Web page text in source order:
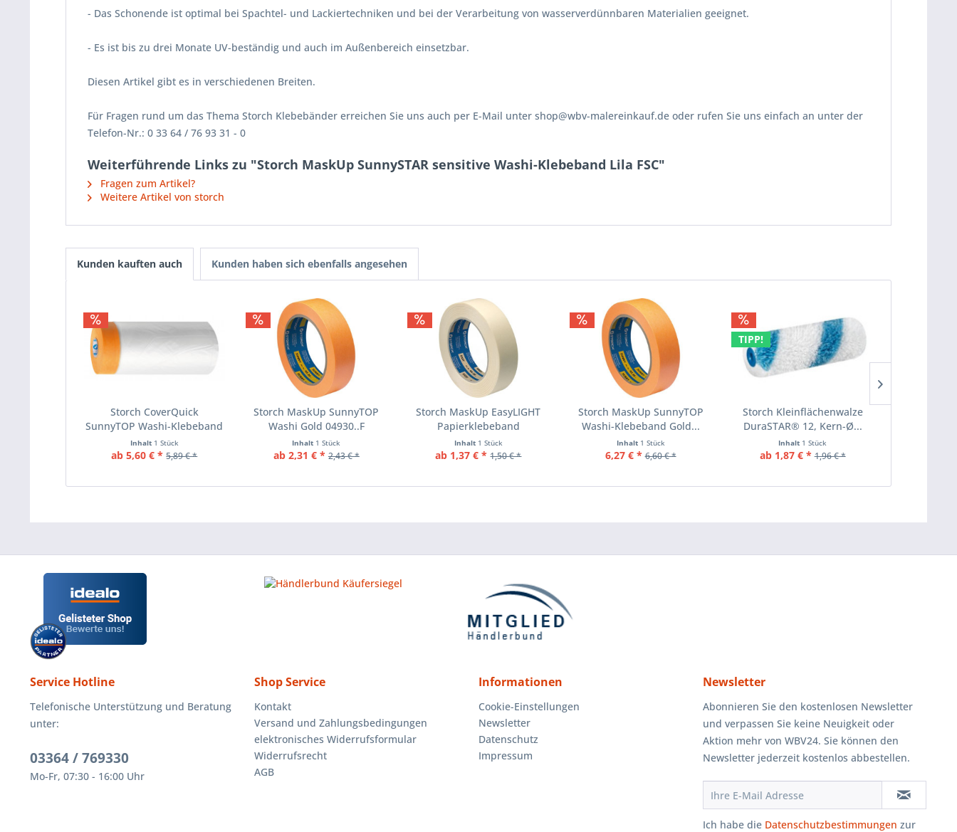
- Das Schonende ist optimal bei Spachtel- und Lackiertechniken und bei der Verarbeitung von wasserverdünnbaren Materialien geeignet.
- Es ist bis zu drei Monate UV-beständig und auch im Außenbereich einsetzbar.
Diesen Artikel gibt es in verschiedenen Breiten.
Für Fragen rund um das Thema Storch Klebebänder erreichen Sie uns auch per E-Mail unter shop@wbv-malereinkauf.de oder rufen Sie uns einfach an unter der
Telefon-Nr.: 0 33 64 / 76 93 31 - 0
Weiterführende Links zu "Storch MaskUp SunnySTAR sensitive Washi-Klebeband Lila FSC"
Fragen zum Artikel?
Weitere Artikel von storch
Kunden kauften auch Kunden haben sich ebenfalls angesehen
Storch CoverQuick
SunnyTOP Washi-Klebeband
Gold
Inhalt 1 Stück
ab 5,60 € * 5,89 € *
Storch MaskUp SunnyTOP
Washi Gold 04930..F
Inhalt 1 Stück
ab 2,31 € * 2,43 € *
Storch MaskUp EasyLIGHT
Papierklebeband
Inhalt 1 Stück
ab 1,37 € * 1,50 € *
Storch MaskUp SunnyTOP
Washi-Klebeband Gold...
Inhalt 1 Stück
6,27 € * 6,60 € *
TIPP!
Storch Kleinflächenwalze
DuraSTAR® 12, Kern-Ø...
Inhalt 1 Stück
ab 1,87 € * 1,96 € *
Service Hotline
Telefonische Unterstützung und Beratung
unter:
03364 / 769330
Mo-Fr, 07:30 - 16:00 Uhr
Shop Service
Kontakt
Versand und Zahlungsbedingungen
elektronisches Widerrufsformular
Widerrufsrecht
AGB
Informationen
Cookie-Einstellungen
Newsletter
Datenschutz
Impressum
Newsletter
Abonnieren Sie den kostenlosen Newsletter
und verpassen Sie keine Neuigkeit oder
Aktion mehr von WBV24. Sie können den
Newsletter jederzeit kostenlos abbestellen.
Ich habe die Datenschutzbestimmungen zur